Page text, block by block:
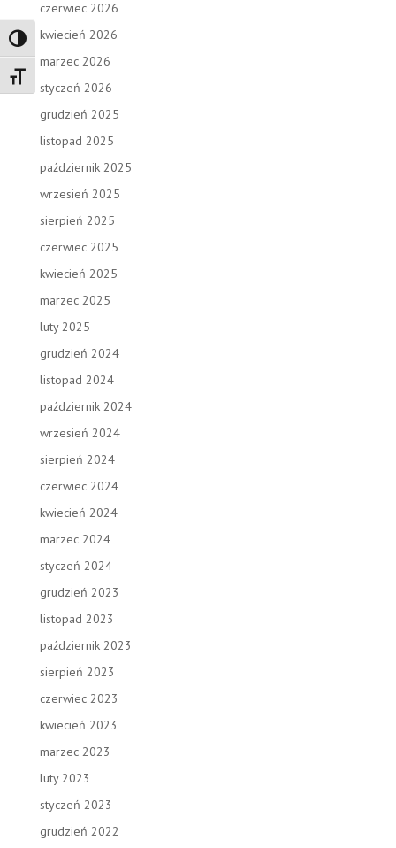
Toggle High Contrast
Toggle Font size
czerwiec 2026
kwiecień 2026
marzec 2026
styczeń 2026
grudzień 2025
listopad 2025
październik 2025
wrzesień 2025
sierpień 2025
czerwiec 2025
kwiecień 2025
marzec 2025
luty 2025
grudzień 2024
listopad 2024
październik 2024
wrzesień 2024
sierpień 2024
czerwiec 2024
kwiecień 2024
marzec 2024
styczeń 2024
grudzień 2023
listopad 2023
październik 2023
sierpień 2023
czerwiec 2023
kwiecień 2023
marzec 2023
luty 2023
styczeń 2023
grudzień 2022